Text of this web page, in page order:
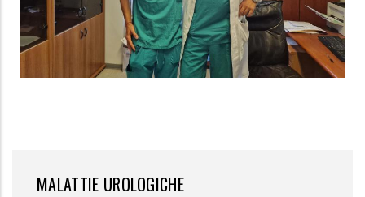
MALATTIE UROLOGICHE